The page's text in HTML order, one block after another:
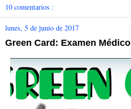
10 comentarios :
lunes, 5 de junio de 2017
Green Card: Examen Médico